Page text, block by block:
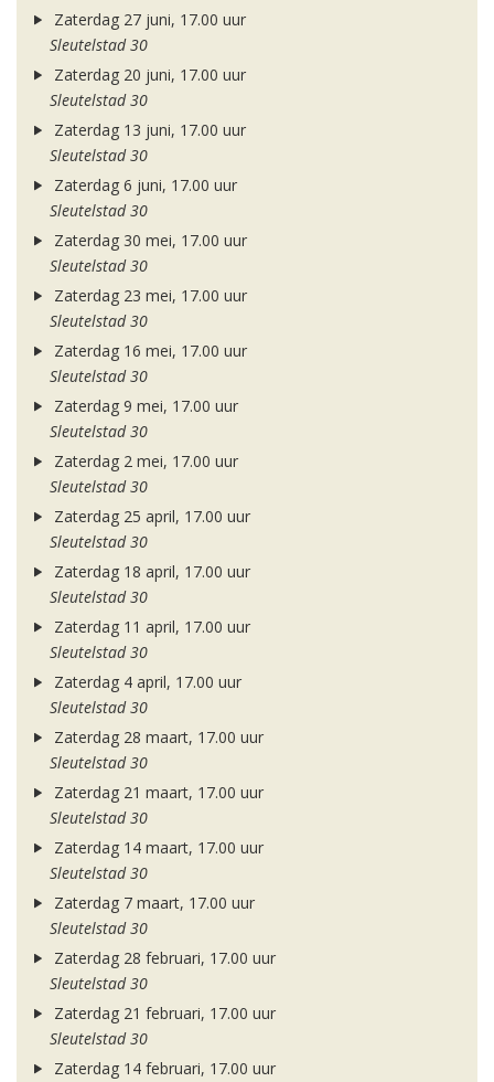
Zaterdag 27 juni, 17.00 uur
Sleutelstad 30
Zaterdag 20 juni, 17.00 uur
Sleutelstad 30
Zaterdag 13 juni, 17.00 uur
Sleutelstad 30
Zaterdag 6 juni, 17.00 uur
Sleutelstad 30
Zaterdag 30 mei, 17.00 uur
Sleutelstad 30
Zaterdag 23 mei, 17.00 uur
Sleutelstad 30
Zaterdag 16 mei, 17.00 uur
Sleutelstad 30
Zaterdag 9 mei, 17.00 uur
Sleutelstad 30
Zaterdag 2 mei, 17.00 uur
Sleutelstad 30
Zaterdag 25 april, 17.00 uur
Sleutelstad 30
Zaterdag 18 april, 17.00 uur
Sleutelstad 30
Zaterdag 11 april, 17.00 uur
Sleutelstad 30
Zaterdag 4 april, 17.00 uur
Sleutelstad 30
Zaterdag 28 maart, 17.00 uur
Sleutelstad 30
Zaterdag 21 maart, 17.00 uur
Sleutelstad 30
Zaterdag 14 maart, 17.00 uur
Sleutelstad 30
Zaterdag 7 maart, 17.00 uur
Sleutelstad 30
Zaterdag 28 februari, 17.00 uur
Sleutelstad 30
Zaterdag 21 februari, 17.00 uur
Sleutelstad 30
Zaterdag 14 februari, 17.00 uur